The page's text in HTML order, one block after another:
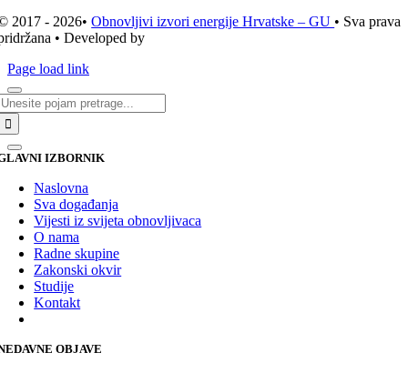
2017 - 2026•Obnovljivi izvori energije Hrvatske – GU • Sva prava
• Developed by
Page load link
IZBORNIK
Naslovna
Sva događanja
Vijesti iz svijeta obnovljivaca
O nama
Radne skupine
Zakonski okvir
Studije
Kontakt
OBJAVE